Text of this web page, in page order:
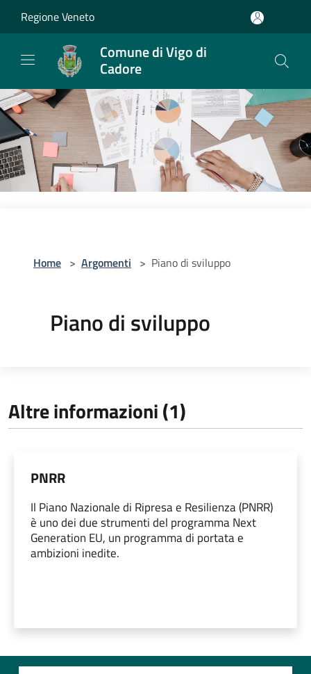
Regione Veneto
Comune di Vigo di
Cadore
Home > Argomenti > Piano di sviluppo
Piano di sviluppo
Altre informazioni (1)
PNRR
Il Piano Nazionale di Ripresa e Resilienza (PNRR)
è uno dei due strumenti del programma Next
Generation EU, un programma di portata e
ambizioni inedite.